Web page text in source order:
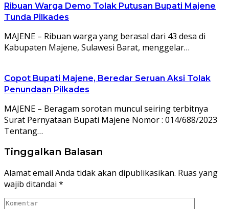
Ribuan Warga Demo Tolak Putusan Bupati Majene
Tunda Pilkades
MAJENE – Ribuan warga yang berasal dari 43 desa di
Kabupaten Majene, Sulawesi Barat, menggelar…
Copot Bupati Majene, Beredar Seruan Aksi Tolak
Penundaan Pilkades
MAJENE – Beragam sorotan muncul seiring terbitnya
Surat Pernyataan Bupati Majene Nomor : 014/688/2023
Tentang…
Tinggalkan Balasan
Alamat email Anda tidak akan dipublikasikan. Ruas yang
wajib ditandai *